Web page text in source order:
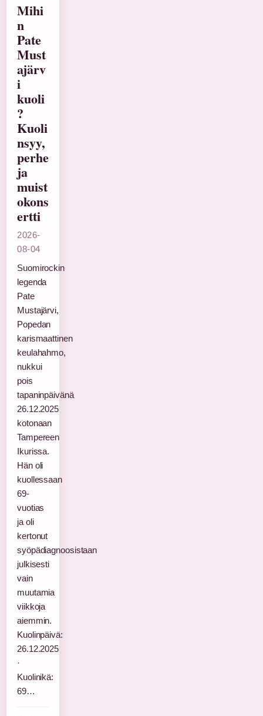
Mihi
n
Pate
Must
ajärv
i
kuoli
?
Kuoli
nsyy,
perhe
ja
muist
okons
ertti
2026-
08-04
Suomirockin
legenda
Pate
Mustajärvi,
Popedan
karismaattinen
keulahahmo,
nukkui
pois
tapaninpäivänä
26.12.2025
kotonaan
Tampereen
Ikurissa.
Hän oli
kuollessaan
69-
vuotias
ja oli
kertonut
syöpädiagnoosistaan
julkisesti
vain
muutamia
viikkoja
aiemmin.
Kuolinpäivä:
26.12.2025
·
Kuolinikä:
69…